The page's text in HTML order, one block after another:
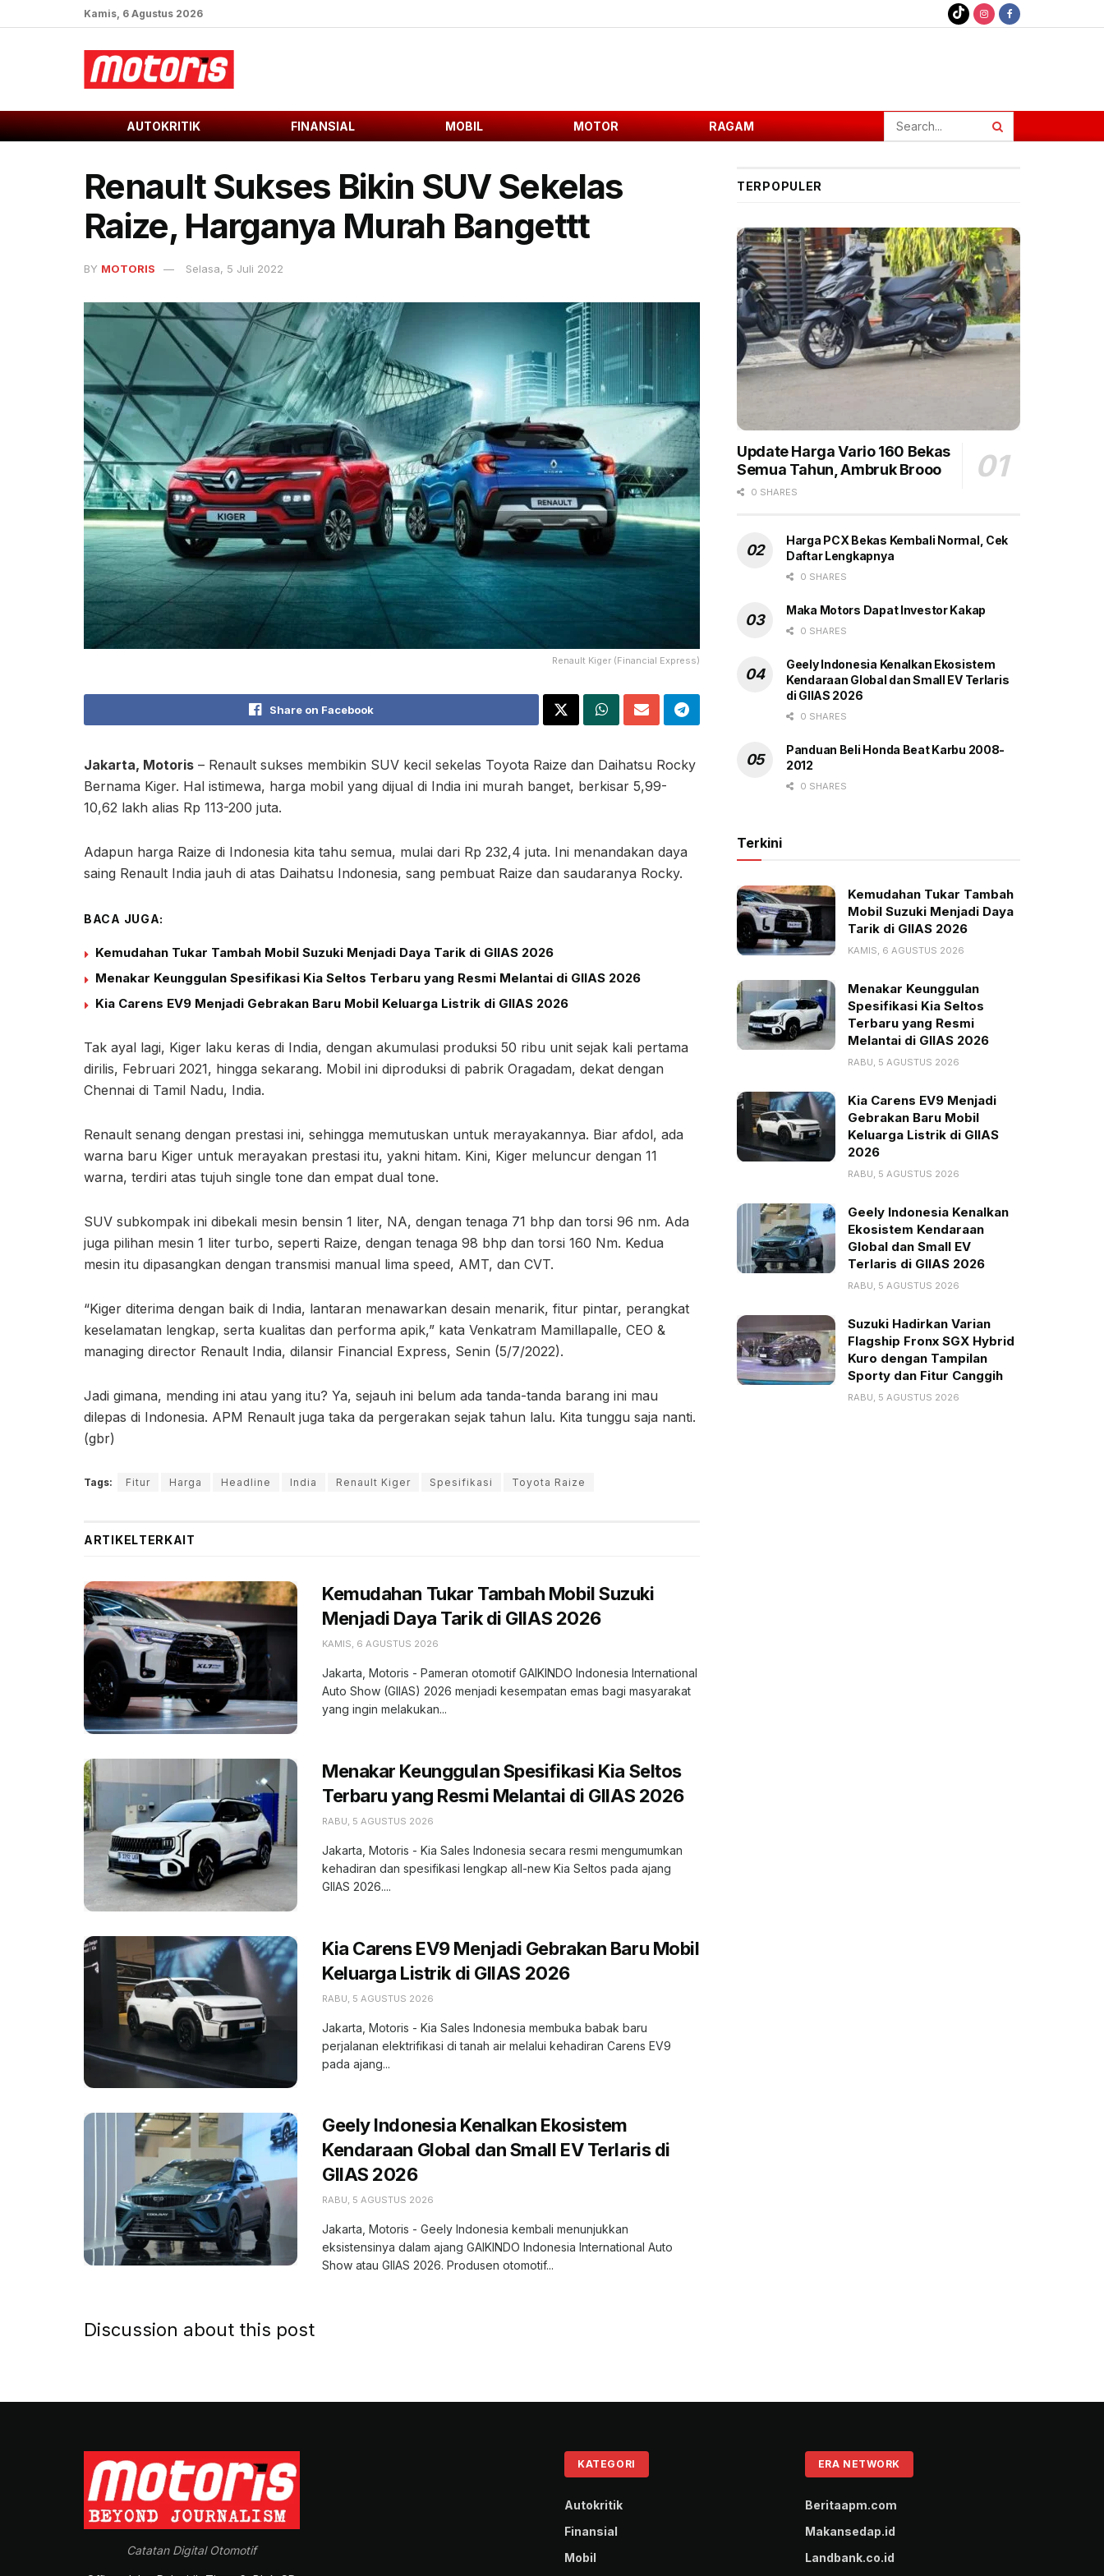
Kamis, 6 Agustus 2026
AUTOKRITIK FINANSIAL MOBIL MOTOR RAGAM
Renault Sukses Bikin SUV Sekelas
Raize, Harganya Murah Bangettt
BY MOTORIS Selasa, 5 Juli 2022
Renault Kiger (Financial Express)
Share on Facebook
Jakarta, Motoris – Renault sukses membikin SUV kecil sekelas Toyota Raize dan Daihatsu Rocky
Bernama Kiger. Hal istimewa, harga mobil yang dijual di India ini murah banget, berkisar 5,99-
10,62 lakh alias Rp 113-200 juta.
Adapun harga Raize di Indonesia kita tahu semua, mulai dari Rp 232,4 juta. Ini menandakan daya
saing Renault India jauh di atas Daihatsu Indonesia, sang pembuat Raize dan saudaranya Rocky.
BACA JUGA:
Kemudahan Tukar Tambah Mobil Suzuki Menjadi Daya Tarik di GIIAS 2026
Menakar Keunggulan Spesifikasi Kia Seltos Terbaru yang Resmi Melantai di GIIAS 2026
Kia Carens EV9 Menjadi Gebrakan Baru Mobil Keluarga Listrik di GIIAS 2026
Tak ayal lagi, Kiger laku keras di India, dengan akumulasi produksi 50 ribu unit sejak kali pertama
dirilis, Februari 2021, hingga sekarang. Mobil ini diproduksi di pabrik Oragadam, dekat dengan
Chennai di Tamil Nadu, India.
Renault senang dengan prestasi ini, sehingga memutuskan untuk merayakannya. Biar afdol, ada
warna baru Kiger untuk merayakan prestasi itu, yakni hitam. Kini, Kiger meluncur dengan 11
warna, terdiri atas tujuh single tone dan empat dual tone.
SUV subkompak ini dibekali mesin bensin 1 liter, NA, dengan tenaga 71 bhp dan torsi 96 nm. Ada
juga pilihan mesin 1 liter turbo, seperti Raize, dengan tenaga 98 bhp dan torsi 160 Nm. Kedua
mesin itu dipasangkan dengan transmisi manual lima speed, AMT, dan CVT.
“Kiger diterima dengan baik di India, lantaran menawarkan desain menarik, fitur pintar, perangkat
keselamatan lengkap, serta kualitas dan performa apik,” kata Venkatram Mamillapalle, CEO &
managing director Renault India, dilansir Financial Express, Senin (5/7/2022).
Jadi gimana, mending ini atau yang itu? Ya, sejauh ini belum ada tanda-tanda barang ini mau
dilepas di Indonesia. APM Renault juga taka da pergerakan sejak tahun lalu. Kita tunggu saja nanti.
(gbr)
Tags: Fitur Harga Headline India Renault Kiger Spesifikasi Toyota Raize
ARTIKELTERKAIT
Kemudahan Tukar Tambah Mobil Suzuki
Menjadi Daya Tarik di GIIAS 2026
KAMIS, 6 AGUSTUS 2026
Jakarta, Motoris - Pameran otomotif GAIKINDO Indonesia International
Auto Show (GIIAS) 2026 menjadi kesempatan emas bagi masyarakat
yang ingin melakukan...
Menakar Keunggulan Spesifikasi Kia Seltos
Terbaru yang Resmi Melantai di GIIAS 2026
RABU, 5 AGUSTUS 2026
Jakarta, Motoris - Kia Sales Indonesia secara resmi mengumumkan
kehadiran dan spesifikasi lengkap all-new Kia Seltos pada ajang
GIIAS 2026....
Kia Carens EV9 Menjadi Gebrakan Baru Mobil
Keluarga Listrik di GIIAS 2026
RABU, 5 AGUSTUS 2026
Jakarta, Motoris - Kia Sales Indonesia membuka babak baru
perjalanan elektrifikasi di tanah air melalui kehadiran Carens EV9
pada ajang...
Geely Indonesia Kenalkan Ekosistem
Kendaraan Global dan Small EV Terlaris di
GIIAS 2026
RABU, 5 AGUSTUS 2026
Jakarta, Motoris - Geely Indonesia kembali menunjukkan
eksistensinya dalam ajang GAIKINDO Indonesia International Auto
Show atau GIIAS 2026. Produsen otomotif...
Discussion about this post
TERPOPULER
Update Harga Vario 160 Bekas
Semua Tahun, Ambruk Brooo
0 SHARES
Harga PCX Bekas Kembali Normal, Cek
Daftar Lengkapnya
0 SHARES
Maka Motors Dapat Investor Kakap
0 SHARES
Geely Indonesia Kenalkan Ekosistem
Kendaraan Global dan Small EV Terlaris
di GIIAS 2026
0 SHARES
Panduan Beli Honda Beat Karbu 2008-
2012
0 SHARES
Terkini
Kemudahan Tukar Tambah
Mobil Suzuki Menjadi Daya
Tarik di GIIAS 2026
KAMIS, 6 AGUSTUS 2026
Menakar Keunggulan
Spesifikasi Kia Seltos
Terbaru yang Resmi
Melantai di GIIAS 2026
RABU, 5 AGUSTUS 2026
Kia Carens EV9 Menjadi
Gebrakan Baru Mobil
Keluarga Listrik di GIIAS
2026
RABU, 5 AGUSTUS 2026
Geely Indonesia Kenalkan
Ekosistem Kendaraan
Global dan Small EV
Terlaris di GIIAS 2026
RABU, 5 AGUSTUS 2026
Suzuki Hadirkan Varian
Flagship Fronx SGX Hybrid
Kuro dengan Tampilan
Sporty dan Fitur Canggih
RABU, 5 AGUSTUS 2026
Catatan Digital Otomotif
KATEGORI
Autokritik
Finansial
Mobil
ERA NETWORK
Beritaapm.com
Makansedap.id
Landbank.co.id